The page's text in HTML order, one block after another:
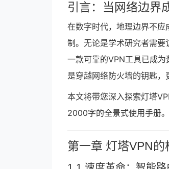
引言：当网络边界
在数字时代，地理边界不
制。无论是学术研究者需要
一款可靠的VPN工具已成
是穿越网络防火墙的钥匙，
本文将带您深入探索灯塔
2000字的全景式使用手册。
第一章 灯塔VPN